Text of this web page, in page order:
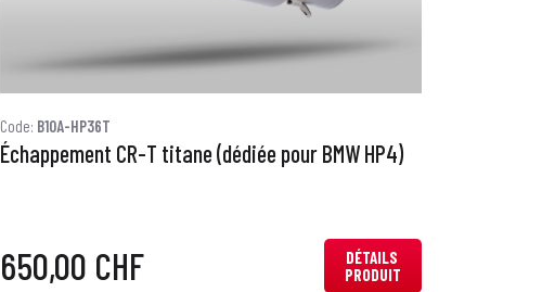
Code: B10A-HP36T
Échappement CR-T titane (dédiée pour BMW HP4)
650,00 CHF
DÉTAILS
PRODUIT